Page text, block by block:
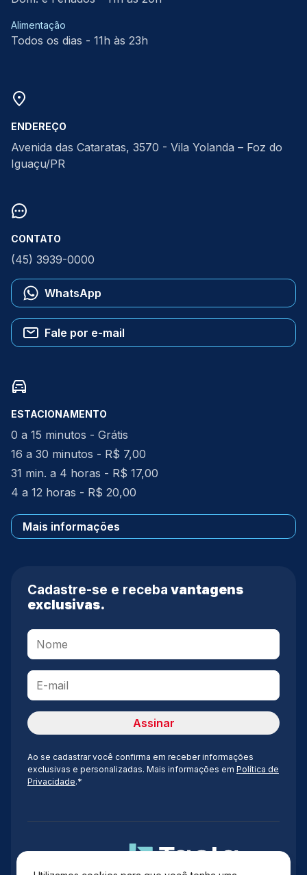
Alimentação
Todos os dias - 11h às 23h
ENDEREÇO
Avenida das Cataratas, 3570 - Vila Yolanda – Foz do
Iguaçu/PR
CONTATO
(45) 3939-0000
WhatsApp
Fale por e-mail
ESTACIONAMENTO
0 a 15 minutos - Grátis
16 a 30 minutos - R$ 7,00
31 min. a 4 horas - R$ 17,00
4 a 12 horas - R$ 20,00
Mais informações
Cadastre-se e receba vantagens
exclusivas.
Ao se cadastrar você confirma em receber informações
exclusivas e personalizadas. Mais informações em Política de
Privacidade.*